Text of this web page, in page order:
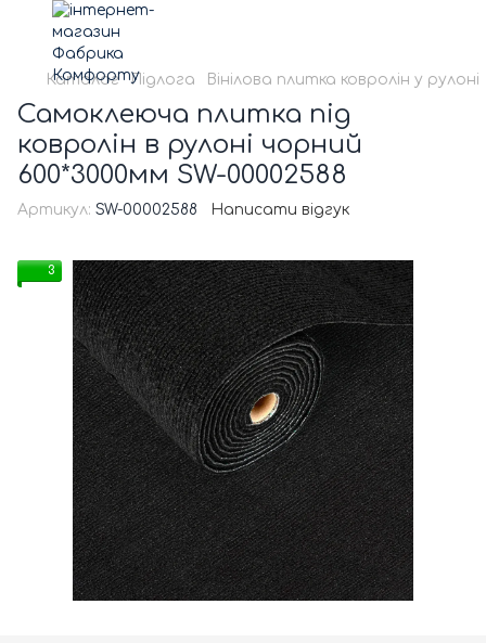
Каталог Підлога Вінілова плитка ковролін у рулоні
Самоклеюча плитка під
ковролін в рулоні чорний
600*3000мм SW-00002588
Артикул: SW-00002588 Написати відгук
3